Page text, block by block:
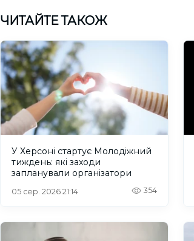
ЧИТАЙТЕ ТАКОЖ
У Херсоні стартує Молодіжний
тиждень: які заходи
запланували організатори
05 сер. 2026 21:14 354